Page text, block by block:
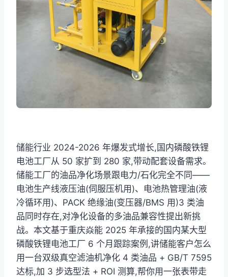
储能行业 2024-2026 年爆发式增长,国内磷酸铁锂
电池工厂从 50 家扩到 280 家,带动配套设备需求。
储能工厂的油品净化场景跟电力/石化完全不同——
电池生产线液压油(伺服压机用)、电池热管理油(液
冷循环用)、PACK 绝缘油(变压器/BMS 用)3 类油
品同时存在,对净化设备的多油品兼容性提出新挑
战。本文基于重庆焱能 2025 年承接的国内某大型
磷酸铁锂电池工厂 6 个月跟踪案例,讲储能客户怎么
用一台双级真空滤油机净化 4 类油品 + GB/T 7595
达标,加 3 步选型法 + ROI 测算,帮你用一张表带走